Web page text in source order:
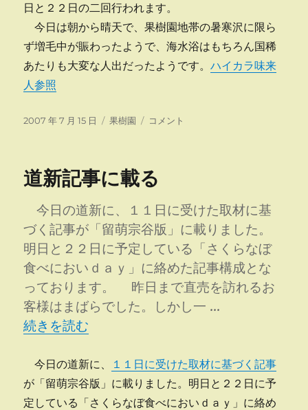
日と２２日の二回行われます。
今日は朝から晴天で、果樹園地帯の暑寒沢に限ら
ず増毛中が賑わったようで、海水浴はもちろん国稀
あたりも大変な人出だったようです。ハイカラ味来
人参照
投
2007 年 7 月 15 日
カ
ー
果樹園
さ
ぼ
べ
お
い
Ｄ
ｙ
コメント
道新記事に載る
今日の道新に、１１日に受けた取材に基
づく記事が「留萌宗谷版」に載りました。
明日と２２日に予定している「さくらなぼ
食べにおいｄａｙ」に絡めた記事構成とな
っております。 昨日まで直売を訪れるお
客様はまばらでした。しかし一 …
“道新記事に載る” の
続きを読む
今日の道新に、
１１日に受けた取材に基づく記事
が「留萌宗谷版」に載りました。明日と２２日に予
定している「さくらなぼ食べにおいｄａｙ」に絡め